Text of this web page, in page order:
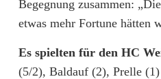
o
Begegnung zusammen:
etwas mehr Fortune hätten
Es spielten für den HC
(5/2), Baldauf (2), Prelle (1)